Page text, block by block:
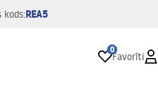
kods:REA5
0
Favorīti